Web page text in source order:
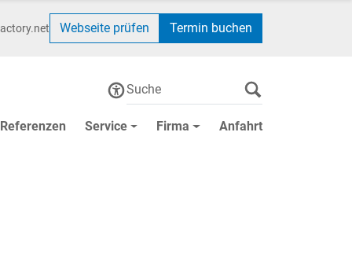
Webseite prüfen Termin buchen
Referenzen Service Firma Anfahrt